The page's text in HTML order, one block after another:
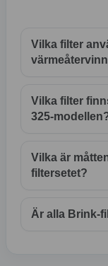
Vilka filter
Vilka filter
325-
Vilka är
filtersetet?
Är alla Brink-